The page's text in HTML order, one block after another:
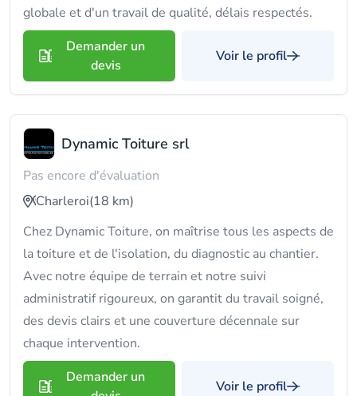
globale et d'un travail de qualité, délais respectés.
Demander un
devis
Voir le profil
Dynamic Toiture srl
Pas encore d'évaluation
Charleroi(18 km)
Chez Dynamic Toiture, on maîtrise tous les aspects de
la toiture et de l'isolation, du diagnostic au chantier.
Avec notre équipe de terrain et notre suivi
administratif rigoureux, on garantit du travail soigné,
des devis clairs et une couverture décennale sur
chaque intervention.
Demander un
Voir le profil